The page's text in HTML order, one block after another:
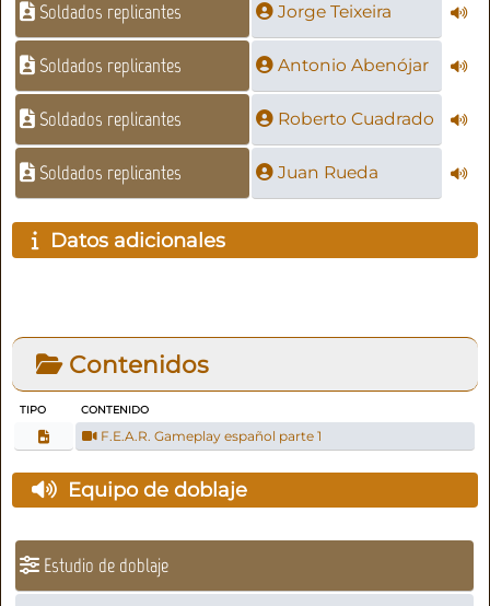
Soldados replicantes Jorge Teixeira
Soldados replicantes Antonio Abenójar
Soldados replicantes Roberto Cuadrado
Soldados replicantes Juan Rueda
Datos adicionales
Contenidos
TIPO CONTENIDO
F.E.A.R. Gameplay español parte 1
Equipo de doblaje
Estudio de doblaje